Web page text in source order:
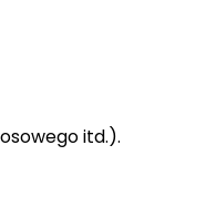
itd.).